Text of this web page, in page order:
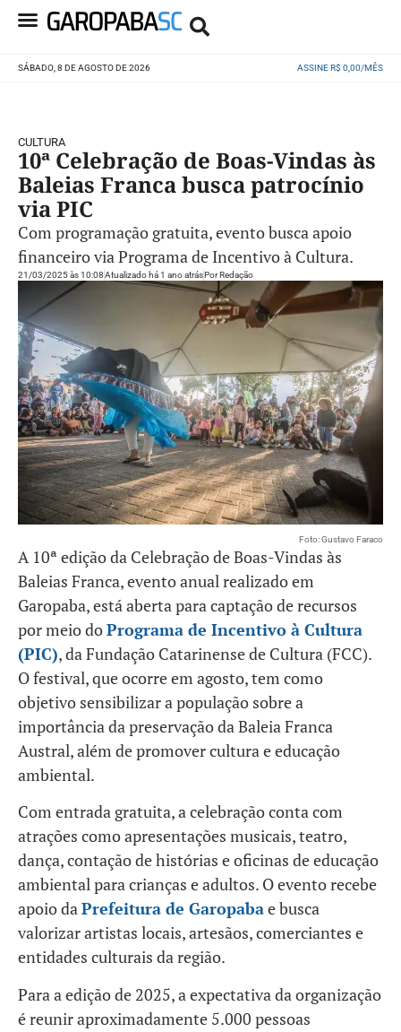
SÁBADO, 8 DE AGOSTO DE 2026 ASSINE R$ 0,00/MÊS
CULTURA
10ª Celebração de Boas-Vindas às
Baleias Franca busca patrocínio
via PIC
Com programação gratuita, evento busca apoio
financeiro via Programa de Incentivo à Cultura.
21/03/2025 às 10:08Atualizado há 1 ano atrásPorRedação
Foto: Gustavo Faraco
A 10ª edição da Celebração de Boas-Vindas às
Baleias Franca, evento anual realizado em
Garopaba, está aberta para captação de recursos
por meio doPrograma de Incentivo à Cultura
(PIC), da Fundação Catarinense de Cultura (FCC).
O festival, que ocorre em agosto, tem como
objetivo sensibilizar a população sobre a
importância da preservação da Baleia Franca
Austral, além de promover cultura e educação
ambiental.
Com entrada gratuita, a celebração conta com
atrações como apresentações musicais, teatro,
dança, contação de histórias e oficinas de educação
ambiental para crianças e adultos. O evento recebe
apoio daPrefeitura de Garopabae busca
valorizar artistas locais, artesãos, comerciantes e
entidades culturais da região.
Para a edição de 2025, a expectativa da organização
é reunir aproximadamente 5.000 pessoas